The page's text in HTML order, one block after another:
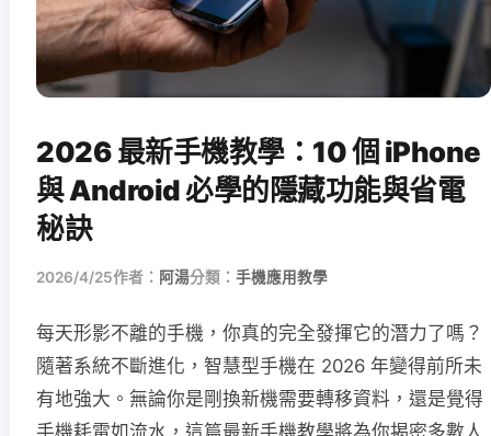
2026 最新手機教學：10 個 iPhone
與 Android 必學的隱藏功能與省電
秘訣
2026/4/25作者： 阿湯分類： 手機應用教學
每天形影不離的手機，你真的完全發揮它的潛力了嗎？
隨著系統不斷進化，智慧型手機在 2026 年變得前所未
有地強大。無論你是剛換新機需要轉移資料，還是覺得